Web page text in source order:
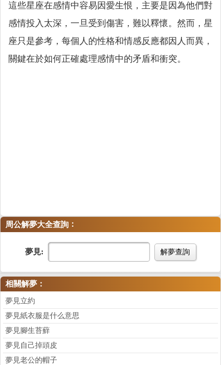
這些星座在感情中容易因愛生恨，主要是因為他們對
感情投入太深，一旦受到傷害，難以釋懷。然而，星
座只是參考，每個人的性格和情感反應都因人而異，
關鍵在於如何正確處理感情中的矛盾和衝突。
周公解夢大全查詢 ：
夢見: 解夢查詢
相關解夢：
夢見立約
夢見紙衣服是什么意思
夢見腳生苔蘚
夢見自己掉頭皮
夢見老公的帽子